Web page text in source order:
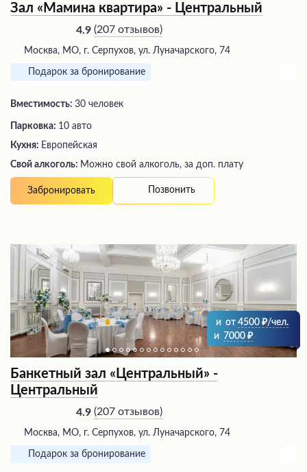
Зал «Мамина квартира» - Центральный
4.9 (207 отзывов)
Москва, МО, г. Серпухов, ул. Луначарского, 74
Подарок за бронирование
Вместимость: 30 человек
Парковка: 10 авто
Кухня: Европейская
Свой алкоголь: Можно свой алкоголь, за доп. плату
Забронировать Позвонить
и от 4500
/чел.
и 7000
Банкетный зал «Центральный» -
Центральный
4.9 (207 отзывов)
Москва, МО, г. Серпухов, ул. Луначарского, 74
Подарок за бронирование